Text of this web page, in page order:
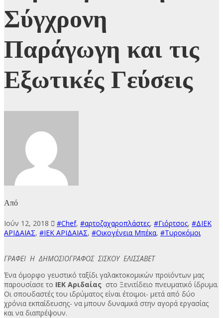
Σύγχρονη
Παράγωγη και τις
Εξωτικές Γεύσεις
Από
Ιούν 12, 2018 #Chef, #αρτοζαχαροπλάστες, #Γιόρτσος, #ΔΙΕΚ
ΑΡΙΔΑΙΑΣ, #ΙΕΚ ΑΡΙΔΑΙΑΣ, #Οικογένεια Μπέκα, #Τυροκόμοι
ΓΡΑΦΕΙ Η ΔΗΜΟΣΙΟΓΡΑΦΟΣ ΣΙΣΚΟΥ ΕΛΙΣΣΑΒΕΤ
Ένα όμορφο γευστικό ταξίδι γαλακτοκομικών προϊόντων μας
παρουσίασε το ΙΕΚ Αριδαίας στο Ξενιτίδειο πνευματικό ίδρυμα.
Οι σπουδαστές του ιδρύματος είναι έτοιμοι- μετά από δύο
χρόνια εκπαίδευσης- να μπουν δυναμικά στην αγορά εργασίας
και να διαπρέψουν.